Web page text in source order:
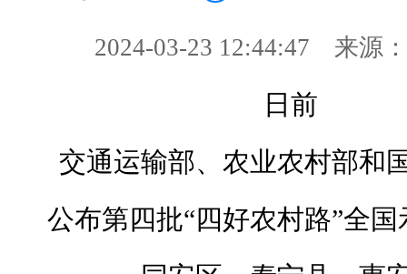
2024-03-23 12:44:47 来源
日前
交通运输部、农业农村部和
公布第四批“四好农村路”全